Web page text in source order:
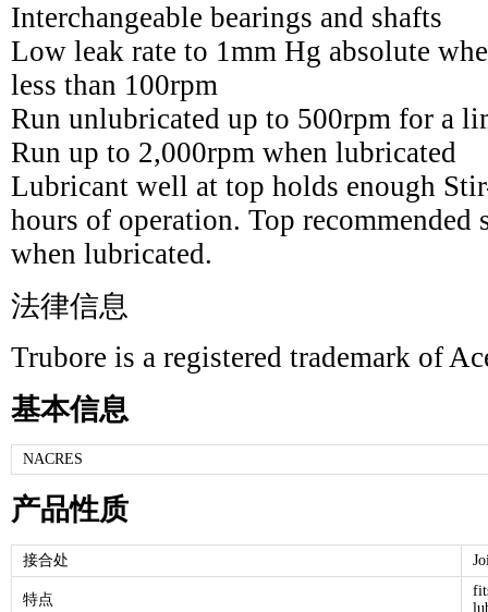
Interchangeable bearings and shafts
Low leak rate to 1mm Hg absolute
less than 100rpm
Run unlubricated up to 500rpm for a
Run up to 2,000rpm when lubricated
Lubricant well at top holds enough
hours of operation. Top
when lubricated.
法律信息
Trubore is a registered trademark of
基本信息
NACRES
产品性质
接合处
特点